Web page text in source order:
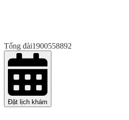
Tổng đài1900558892
Đặt lịch khám